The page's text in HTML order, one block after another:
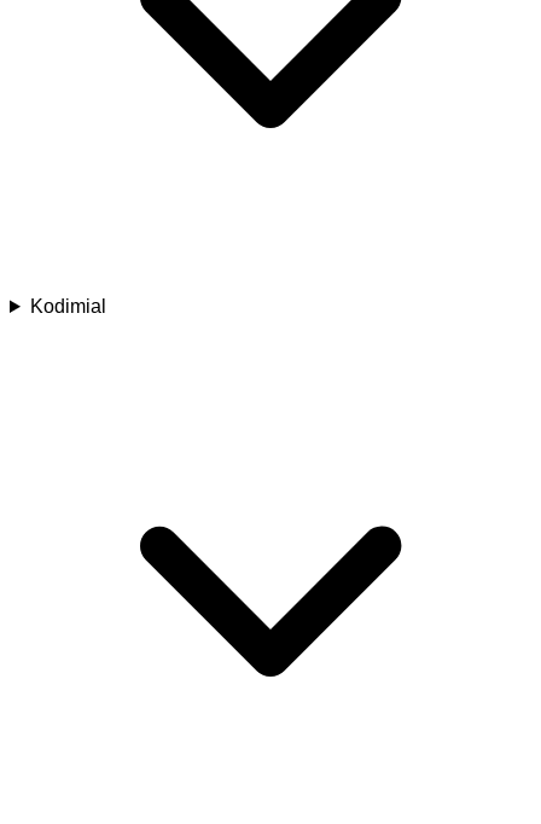
Kodimial